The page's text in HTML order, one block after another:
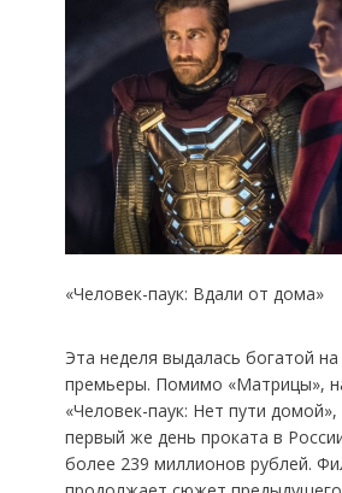
«Человек-паук: Вдали от дома»
Эта неделя выдалась богатой
премьеры. Помимо «Матрицы»,
«Человек-паук: Нет пути
первый же день проката в
более 239 миллионов рублей.